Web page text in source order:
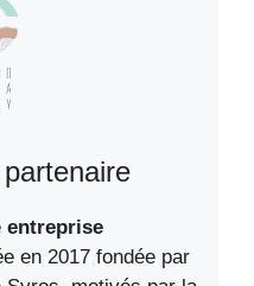
entreprise
en 2017 fondée par